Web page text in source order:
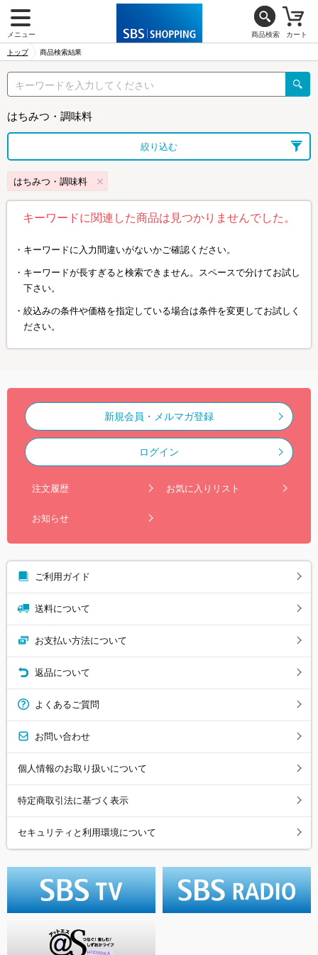
メニュー 商品検索 カート
トップ 商品検索結果
はちみつ・調味料
絞り込む
はちみつ・調味料
キーワードに関連した商品は見つかりませんでした。
キーワードに入力間違いがないかご確認ください。
キーワードが長すぎると検索できません。スペースで分けてお試し
下さい。
絞込みの条件や価格を指定している場合は条件を変更してお試しく
ださい。
新規会員・メルマガ登録
ログイン
注文履歴 お気に入りリスト
お知らせ
ご利用ガイド
送料について
お支払い方法について
返品について
よくあるご質問
お問い合わせ
個人情報のお取り扱いについて
特定商取引法に基づく表示
セキュリティと利用環境について